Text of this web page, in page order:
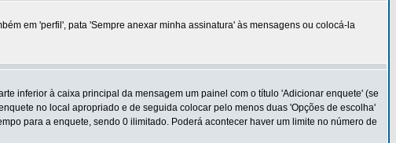
em 'perfil', pata 'Sempre anexar minha assinatura' às mensagens ou colocá-la
inferior à caixa principal da mensagem um painel com o título 'Adicionar enquete' (se
no local apropriado e de seguida colocar pelo menos duas 'Opções de escolha'
para a enquete, sendo 0 ilimitado. Poderá acontecer haver um limite no número de